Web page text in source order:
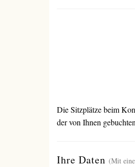
Die Sitzplätze beim
der von Ihnen
Ihre Daten (Mit